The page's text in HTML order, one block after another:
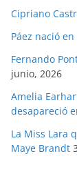
Cipriano
Páez nació
Fernando
junio, 2026
Amelia
desapareció
La Miss Lara
Maye Brandt